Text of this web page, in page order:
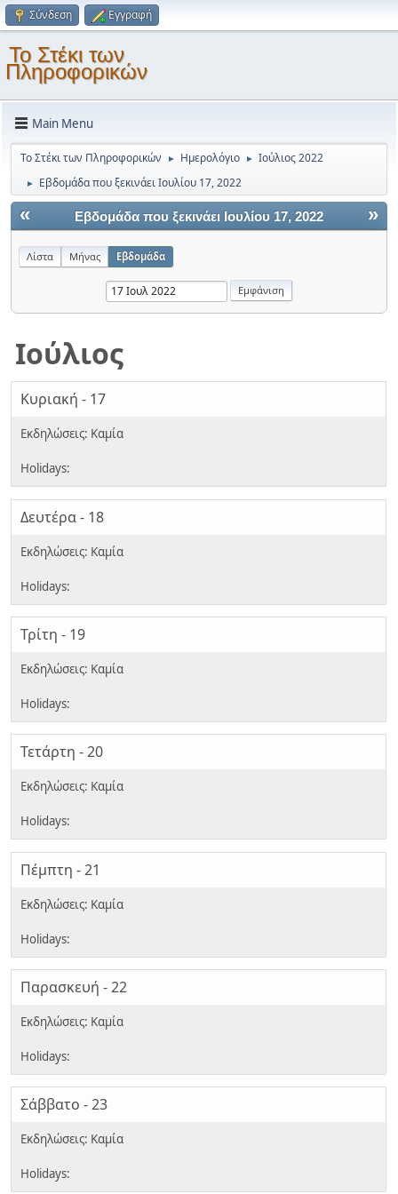
Σύνδεση Εγγραφή
Το Στέκι των
Πληροφορικών
Main Menu
Το Στέκι των Πληροφορικών ► Ημερολόγιο ► Ιούλιος 2022
► Εβδομάδα που ξεκινάει Ιουλίου 17, 2022
« »
Εβδομάδα που ξεκινάει Ιουλίου 17, 2022
Λίστα Μήνας Εβδομάδα
Ιούλιος
Κυριακή - 17
Δευτέρα - 18
Τρίτη - 19
Τετάρτη - 20
Πέμπτη - 21
Παρασκευή - 22
Σάββατο - 23